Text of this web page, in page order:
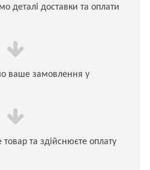
деталі доставки та оплати
ваше замовлення у
товар та здійснюєте оплату